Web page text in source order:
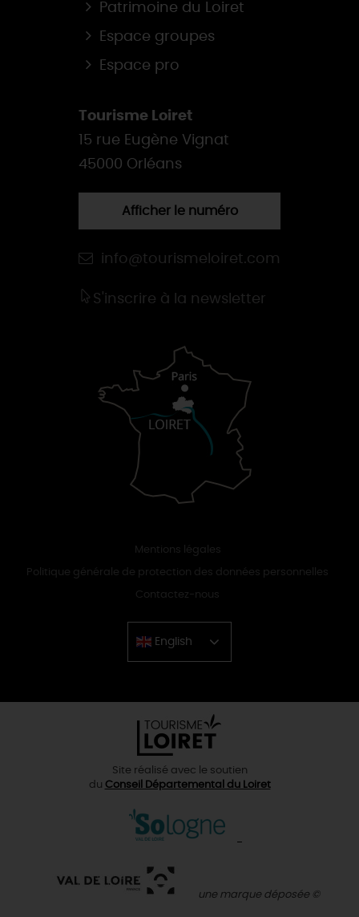
Patrimoine du Loiret
Espace groupes
Espace pro
Tourisme Loiret
15 rue Eugène Vignat
45000 Orléans
Afficher le numéro
info@tourismeloiret.com
S'inscrire à la newsletter
Mentions légales
Politique générale de protection des données personnelles
Contactez-nous
English
Chinese
Site réalisé avec le soutien
du Conseil Départemental du Loiret
une marque déposée ©